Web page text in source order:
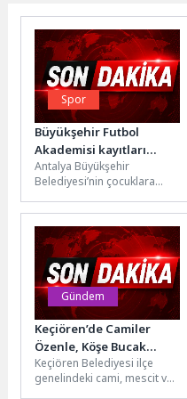
Spor
Büyükşehir Futbol
Akademisi kayıtları
başlıyor
Antalya Büyükşehir
Belediyesi’nin çocuklara
kapsamında düzenlediği
Futbol Akademisi Yaz
Dönemi kurs kayıtları...
Gündem
Keçiören’de Camiler
Özenle, Köşe Bucak
Temizleniyor
Keçiören Belediyesi ilçe
genelindeki cami, mescit ve